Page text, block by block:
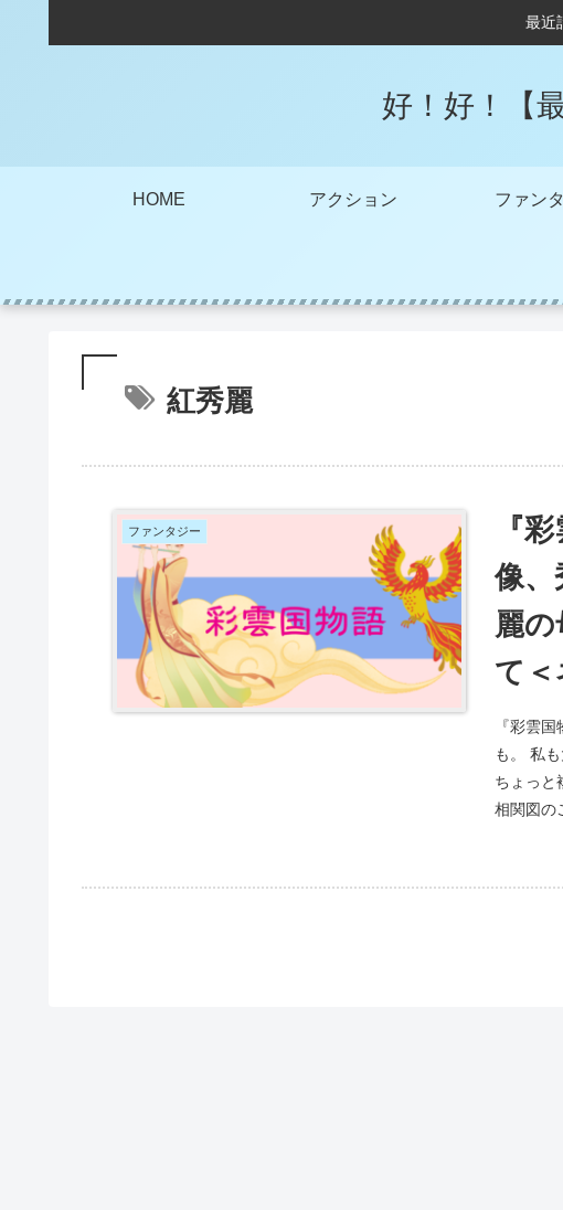
最近
好！好！【
HOME アクション ファン
紅秀麗
ファンタジー
『
像、
麗
て＜
『彩雲
も。 私
ちょっと
相関図の